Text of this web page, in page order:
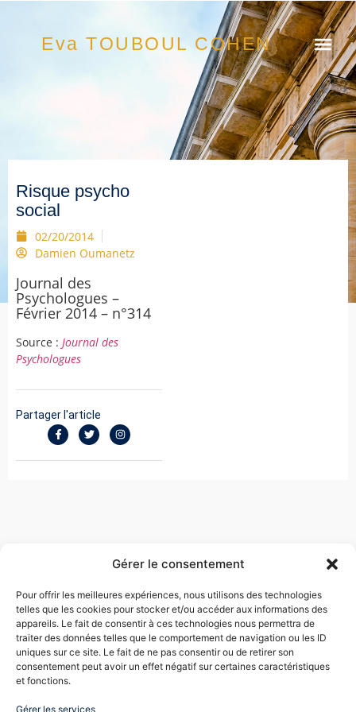
Gérer le consentement
Pour offrir les meilleures expériences, nous utilisons des technologies
telles que les cookies pour stocker et/ou accéder aux informations des
appareils. Le fait de consentir à ces technologies nous permettra de
traiter des données telles que le comportement de navigation ou les ID
uniques sur ce site. Le fait de ne pas consentir ou de retirer son
consentement peut avoir un effet négatif sur certaines caractéristiques
et fonctions.
Gérer les services
Eva TOUBOUL COHEN
Risque psycho
social
02/20/2014
Damien Oumanetz
Journal des
Psychologues –
Février 2014 – n°314
Source : Journal des
Psychologues
Partager l'article
EVA TOUBOUL COHEN
Me Touboul négocie des sorties d’entreprise, plaide
des dossiers pour licenciement abusif, harcèlement